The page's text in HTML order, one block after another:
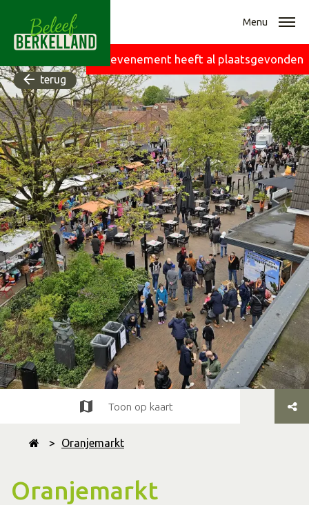
Menu
Dit evenement heeft al plaatsgevonden
terug
> Oranjemarkt
Oranjemarkt
Toon op kaart